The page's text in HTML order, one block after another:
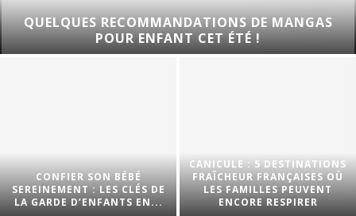
QUELQUES RECOMMANDATIONS DE MANGAS
POUR ENFANT CET ÉTÉ !
CONFIER SON BÉBÉ
SEREINEMENT : LES CLÉS DE
LA GARDE D’ENFANTS EN...
CANICULE : 5 DESTINATIONS
FRAÎCHEUR FRANÇAISES OÙ
LES FAMILLES PEUVENT
ENCORE RESPIRER